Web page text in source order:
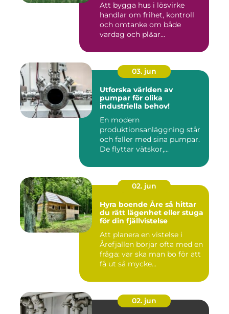
Att bygga hus i lösvirke
handlar om frihet, kontroll
och omtanke om både
vardag och pl&ar...
03. jun
Utforska världen av
pumpar för olika
industriella behov!
En modern
produktionsanläggning står
och faller med sina pumpar.
De flyttar vätskor,...
02. jun
Hyra boende Åre så hittar
du rätt lägenhet eller stuga
för din fjällvistelse
Att planera en vistelse i
Årefjällen börjar ofta med en
fråga: var ska man bo för att
få ut så mycke...
02. jun